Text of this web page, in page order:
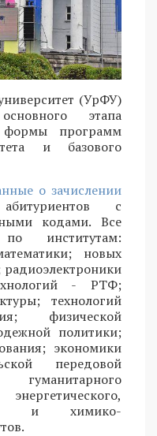
(УрФУ)
этапа
формы программ
и базового
о зачислении
с
кодами. Все
институтам:
новых
радиоэлектроники
- РТФ;
технологий
физической
политики;
экономики
передовой
и химико-